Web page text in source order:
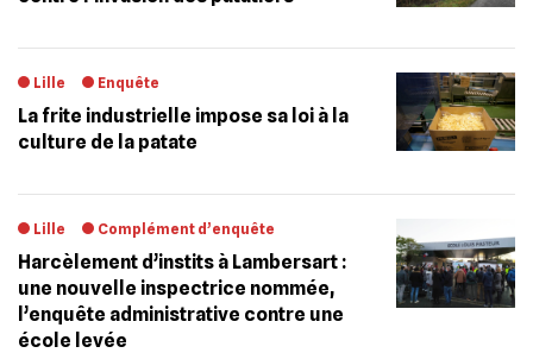
Lille Enquête
La frite industrielle impose sa loi à la
culture de la patate
Lille Complément d’enquête
Harcèlement d’instits à Lambersart :
une nouvelle inspectrice nommée,
l’enquête administrative contre une
école levée